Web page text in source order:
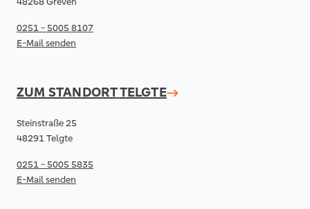
0251 - 5005 8107
E-Mail senden
ZUM STANDORTTELGTE
Steinstraße 25
48291 Telgte
0251 - 5005 5835
E-Mail senden